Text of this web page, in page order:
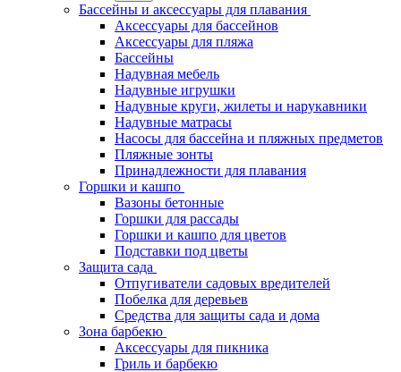
Бассейны и аксессуары для плавания
Аксессуары для бассейнов
Аксессуары для пляжа
Бассейны
Надувная мебель
Надувные игрушки
Надувные круги, жилеты и нарукавники
Надувные матрасы
Насосы для бассейна и пляжных предметов
Пляжные зонты
Принадлежности для плавания
Горшки и кашпо
Вазоны бетонные
Горшки для рассады
Горшки и кашпо для цветов
Подставки под цветы
Защита сада
Отпугиватели садовых вредителей
Побелка для деревьев
Средства для защиты сада и дома
Зона барбекю
Аксессуары для пикника
Гриль и барбекю